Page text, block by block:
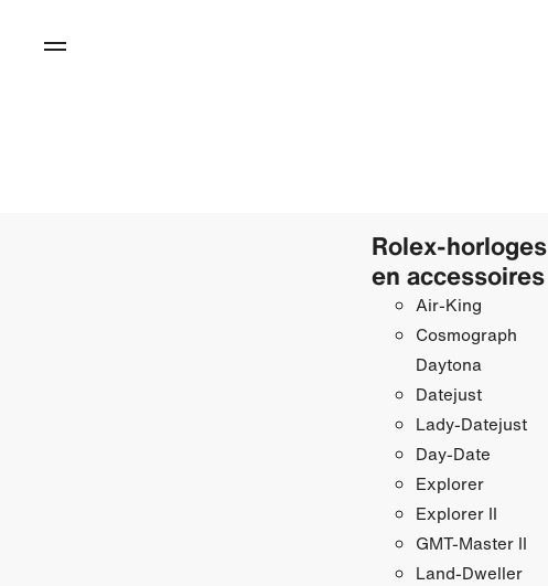
Rolex-horloges
en accessoires
Air-King
Cosmograph
Daytona
Datejust
Lady-Datejust
Day-Date
Explorer
Explorer II
GMT-Master II
Land-Dweller